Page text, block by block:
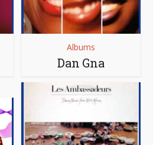
Albums
Dan Gna